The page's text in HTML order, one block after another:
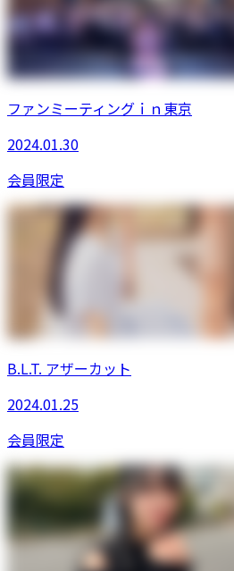
ファンミーティングｉｎ東京
2024.01.30
会員限定
B.L.T. アザーカット
2024.01.25
会員限定